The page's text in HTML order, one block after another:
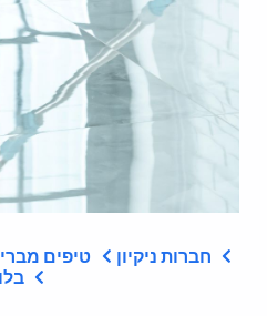
חברות ניקיון טיפים מבריקים
בלוג